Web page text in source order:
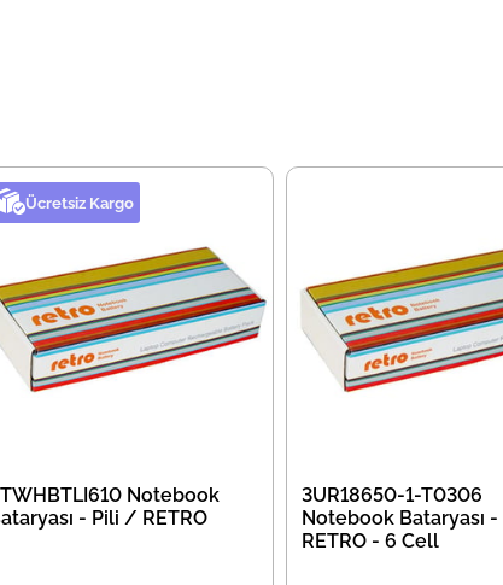
Ücretsiz Kargo
Notebook
- Pili / RETRO
3UR18650-1-T0306
Notebook Bataryası
RETRO - 6 Cell